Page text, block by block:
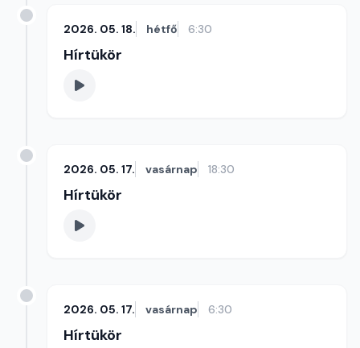
2026. 05. 18. hétfő 6:30
Hírtükör
2026. 05. 17. vasárnap 18:30
Hírtükör
2026. 05. 17. vasárnap 6:30
Hírtükör